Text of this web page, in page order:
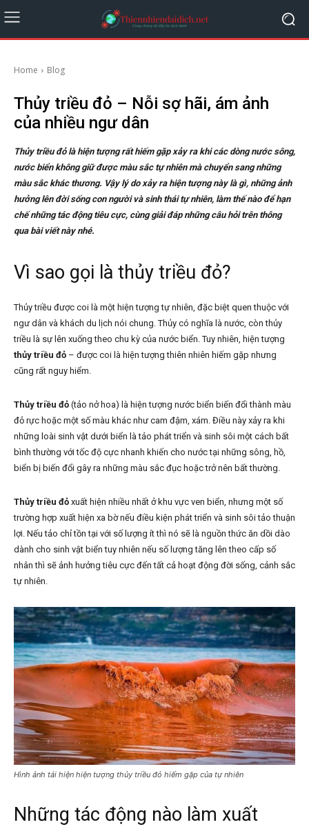
Home Blog
Thủy triều đỏ – Nỗi sợ hãi, ám ảnh
của nhiều ngư dân
Thủy triều đỏ là hiện tượng rất hiếm gặp xảy ra khi các dòng nước sông,
nước biển không giữ được màu sắc tự nhiên mà chuyển sang những
màu sắc khác thương. Vậy lý do xảy ra hiện tượng này là gì, những ảnh
hưởng lên đời sống con người và sinh thái tự nhiên, làm thế nào để hạn
chế những tác động tiêu cực, cùng giải đáp những câu hỏi trên thông
qua bài viết này nhé.
Vì sao gọi là thủy triều đỏ?
Thủy triều được coi là một hiện tượng tự nhiên, đặc biệt quen thuộc với
ngư dân và khách du lịch nói chung. Thủy có nghĩa là nước, còn thủy
triều là sự lên xuống theo chu kỳ của nước biển. Tuy nhiên, hiện tượng
thủy triều đỏ – được coi là hiện tượng thiên nhiên hiếm gặp nhưng
cũng rất nguy hiểm.
Thủy triều đỏ (tảo nở hoa) là hiện tượng nước biển biến đổi thành màu
đỏ rực hoặc một số màu khác như cam đậm, xám. Điều này xảy ra khi
những loài sinh vật dưới biển là tảo phát triển và sinh sôi một cách bất
bình thường với tốc độ cực nhanh khiến cho nước tại những sông, hồ,
biển bị biến đổi gây ra những màu sắc đục hoặc trở nên bất thường.
Thủy triều đỏ xuất hiện nhiều nhất ở khu vực ven biển, nhưng một số
trường hợp xuất hiện xa bờ nếu điều kiện phát triển và sinh sôi tảo thuận
lợi. Nếu tảo chỉ tồn tại với số lượng ít thì nó sẽ là nguồn thức ăn dồi dào
dành cho sinh vật biển tuy nhiên nếu số lượng tăng lên theo cấp số
nhân thì sẽ ảnh hưởng tiêu cực đến tất cả hoạt động đời sống, cảnh sắc
tự nhiên.
Hình ảnh tái hiện hiện tượng thủy triều đỏ hiếm gặp của tự nhiên
Những tác động nào làm xuất